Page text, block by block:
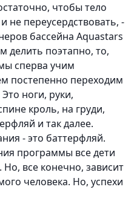
чтобы тело
не переусердствовать, -
бассейна Aquastars
делить поэтапно, то,
сперва учим
постепенно переходим
ноги, руки,
кроль, на груди,
и так далее.
- это баттерфляй.
программы все дети
все конечно, зависит
человека. Но, успехи